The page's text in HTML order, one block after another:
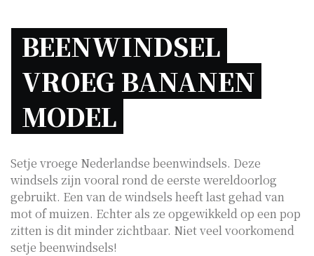
BEENWINDSEL
VROEG BANANEN
MODEL
Setje vroege Nederlandse beenwindsels. Deze
windsels zijn vooral rond de eerste wereldoorlog
gebruikt. Een van de windsels heeft last gehad van
mot of muizen. Echter als ze opgewikkeld op een pop
zitten is dit minder zichtbaar. Niet veel voorkomend
setje beenwindsels!